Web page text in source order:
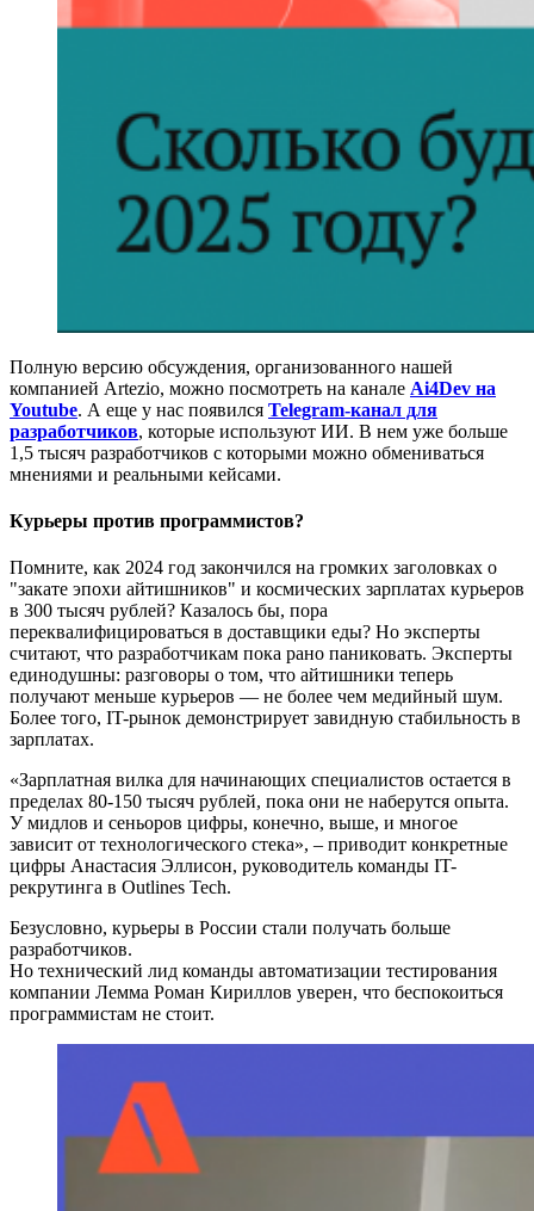
Полную версию обсуждения, организованного нашей
компанией Artezio, можно посмотреть на канале Ai4Dev на
Youtube. А еще у нас появился Telegram-канал для
разработчиков, которые используют ИИ. В нем уже больше
1,5 тысяч разработчиков с которыми можно обмениваться
мнениями и реальными кейсами.
Курьеры против программистов?
Помните, как 2024 год закончился на громких заголовках о
"закате эпохи айтишников" и космических зарплатах курьеров
в 300 тысяч рублей? Казалось бы, пора
переквалифицироваться в доставщики еды? Но эксперты
считают, что разработчикам пока рано паниковать. Эксперты
единодушны: разговоры о том, что айтишники теперь
получают меньше курьеров — не более чем медийный шум.
Более того, IT-рынок демонстрирует завидную стабильность в
зарплатах.
«Зарплатная вилка для начинающих специалистов остается в
пределах 80-150 тысяч рублей, пока они не наберутся опыта.
У мидлов и сеньоров цифры, конечно, выше, и многое
зависит от технологического стека», – приводит конкретные
цифры Анастасия Эллисон, руководитель команды IT-
рекрутинга в Outlines Tech.
Безусловно, курьеры в России стали получать больше
разработчиков.
Но технический лид команды автоматизации тестирования
компании Лемма Роман Кириллов уверен, что беспокоиться
программистам не стоит.